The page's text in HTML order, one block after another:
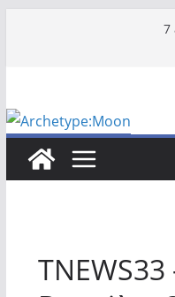
7
TNEWS33